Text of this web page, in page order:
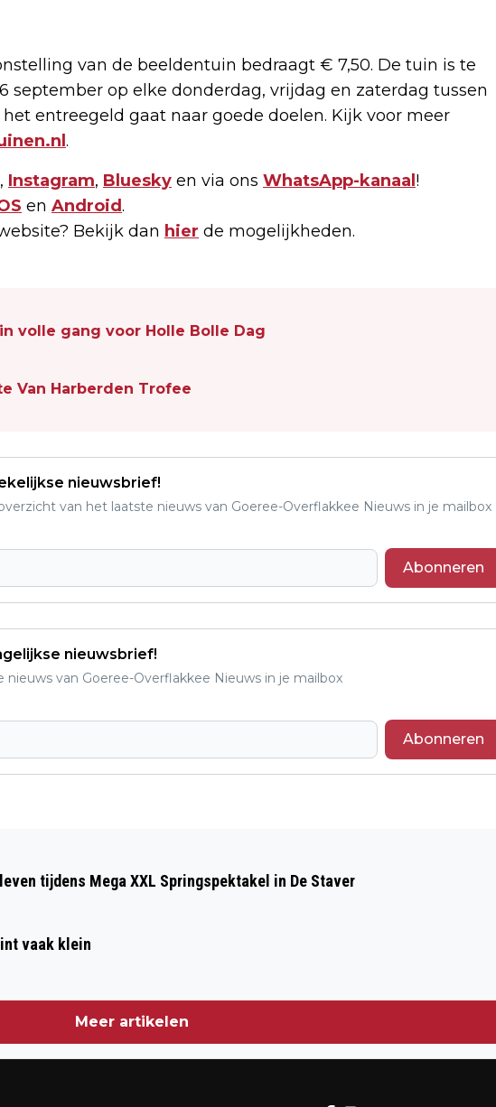
van de beeldentuin bedraagt € 7,50. De tuin is te
september op elke donderdag, vrijdag en zaterdag tussen
het entreegeld gaat naar goede doelen. Kijk voor meer
.
, Instagram, Bluesky en via ons WhatsApp-kanaal !
en Android.
Bekijk dan hier de mogelijkheden.
volle gang voor Holle Bolle Dag
Van Harberden Trofee
nieuwsbrief!
van het laatste nieuws van Goeree-Overflakkee Nieuws in je mailbox
Abonneren
nieuwsbrief!
nieuws van Goeree-Overflakkee Nieuws in je mailbox
Abonneren
DE VEILIGHEID EN LEEFBAARHEID IN UW
tijdens Mega XXL Springspektakel in De Staver
vaak klein
Meer artikelen